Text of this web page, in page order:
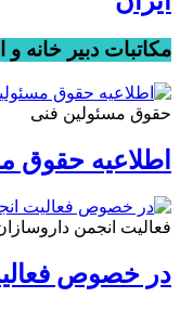
مکاتبات دبیر خانه و
حقوق مسئولین فنی
اطلاعیه حقوق
فعالیت انجمن
در خصوص